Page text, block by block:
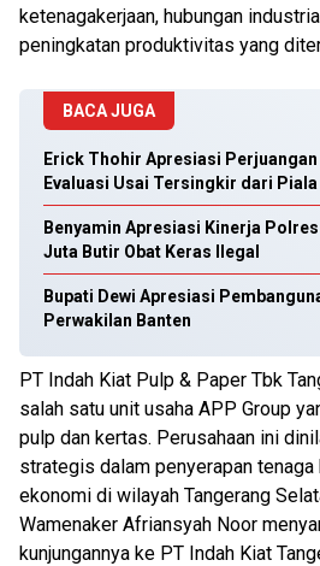
ketenagakerjaan, hubungan
peningkatan produktivitas yang
BACA JUGA
Erick Thohir Apresiasi Perjuangan
Evaluasi Usai Tersingkir dari Piala
Benyamin Apresiasi Kinerja
Juta Butir Obat Keras Ilegal
Bupati Dewi Apresiasi
Perwakilan Banten
PT Indah Kiat Pulp & Paper Tbk
salah satu unit usaha APP Group
pulp dan kertas. Perusahaan ini
strategis dalam penyerapan tenaga
ekonomi di wilayah Tangerang
Wamenaker Afriansyah Noor
kunjungannya ke PT Indah Kiat